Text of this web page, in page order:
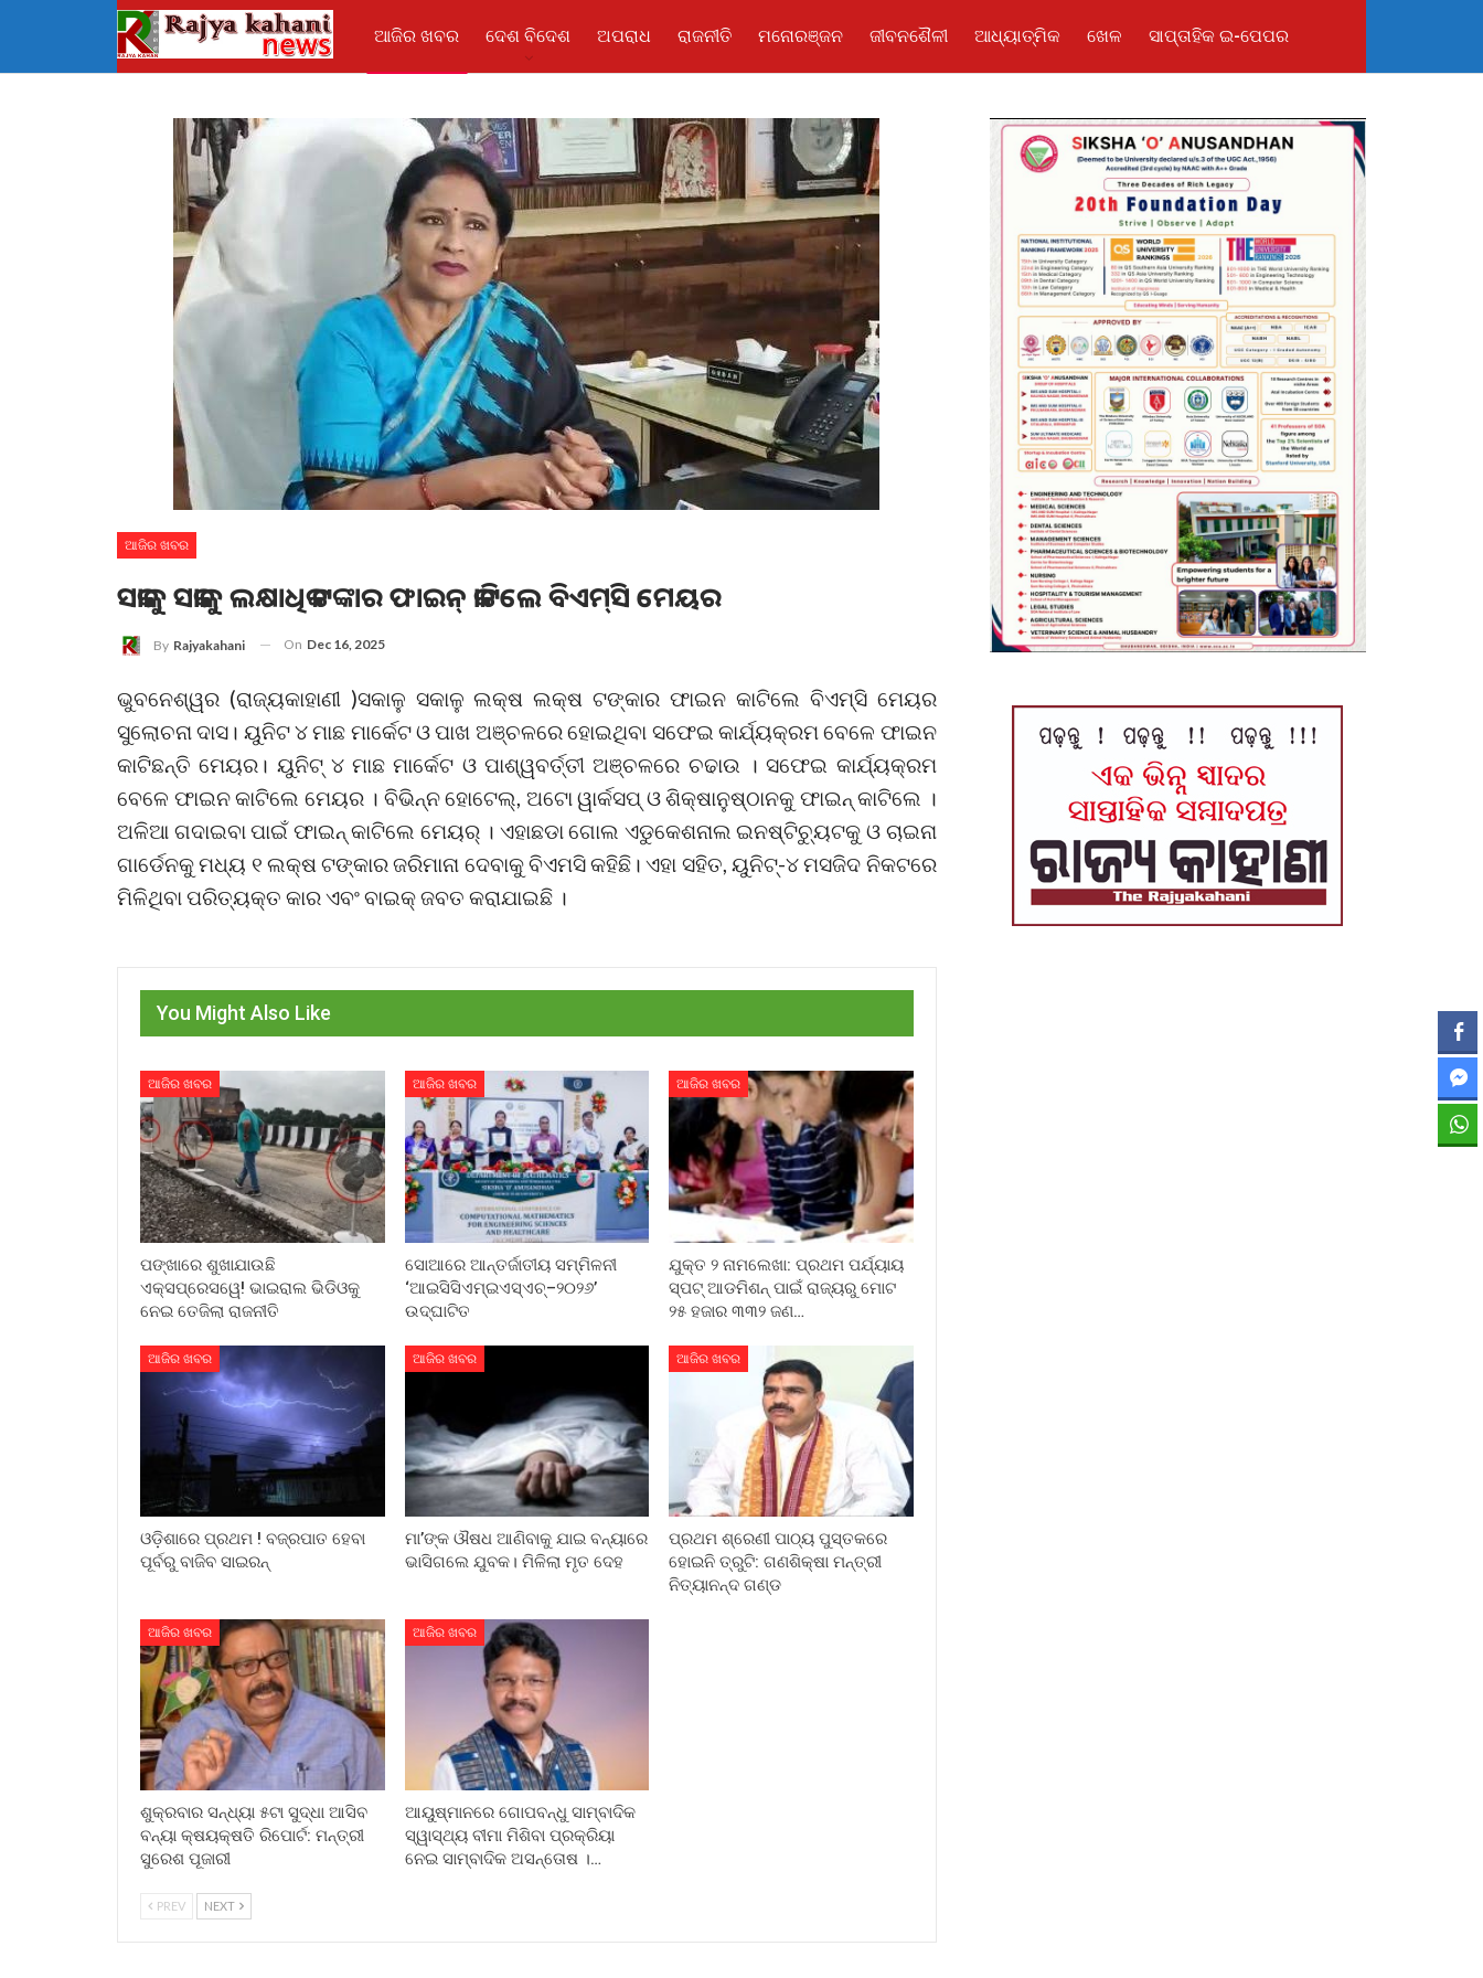
ଆଜିର ଖବର ଦେଶ ବିଦେଶ ଅପରାଧ ରାଜନୀତି ମନୋରଞ୍ଜନ ଜୀବନଶୈଳୀ ଆଧ୍ୟାତ୍ମିକ ଖେଳ ସାପ୍ତାହିକ ଇ-ପେପର
ଆଜିର ଖବର
ସକାଳୁ ସକାଳୁ ଲକ୍ଷାଧିକ ଟଙ୍କାର ଫାଇନ୍ କାଟିଲେ ବିଏମ୍‌ସି ମେୟର
By Rajyakahani On Dec 16, 2025
ଭୁବନେଶ୍ୱର (ରାଜ୍ୟକାହାଣୀ )ସକାଳୁ ସକାଳୁ ଲକ୍ଷ ଲକ୍ଷ ଟଙ୍କାର ଫାଇନ କାଟିଲେ ବିଏମ୍ସି ମେୟର
ସୁଲୋଚନା ଦାସ। ୟୁନିଟ ୪ ମାଛ ମାର୍କେଟ ଓ ପାଖ ଅଞ୍ଚଳରେ ହୋଇଥିବା ସଫେଇ କାର୍ଯ୍ୟକ୍ରମ ବେଳେ ଫାଇନ
କାଟିଛନ୍ତି ମେୟର। ୟୁନିଟ୍ ୪ ମାଛ ମାର୍କେଟ ଓ ପାଶ୍ୱବର୍ତ୍ତୀ ଅଞ୍ଚଳରେ ଚଢାଉ । ସଫେଇ କାର୍ଯ୍ୟକ୍ରମ
ବେଳେ ଫାଇନ କାଟିଲେ ମେୟର । ବିଭିନ୍ନ ହୋଟେଲ୍‌, ଅଟୋ ୱାର୍କସପ୍ ଓ ଶିକ୍ଷାନୁଷ୍ଠାନକୁ ଫାଇନ୍ କାଟିଲେ ।
ଅଳିଆ ଗଦାଇବା ପାଇଁ ଫାଇନ୍ କାଟିଲେ ମେୟର୍ । ଏହାଛଡା ଗୋଲ ଏଡୁକେଶନାଲ ଇନଷ୍ଟିଚ୍ୟୁଟକୁ ଓ ଚାଇନା
ଗାର୍ଡେନକୁ ମଧ୍ୟ ୧ ଲକ୍ଷ ଟଙ୍କାର ଜରିମାନା ଦେବାକୁ ବିଏମସି କହିଛି। ଏହା ସହିତ, ୟୁନିଟ୍-୪ ମସଜିଦ ନିକଟରେ
ମିଳିଥିବା ପରିତ୍ୟକ୍ତ କାର ଏବଂ ବାଇକ୍ ଜବତ କରାଯାଇଛି ।
You Might Also Like
ଆଜିର ଖବର
ପଙ୍ଖାରେ ଶୁଖାଯାଉଛି
ଏକ୍ସପ୍ରେସୱେ! ଭାଇରାଲ ଭିଡିଓକୁ
ନେଇ ତେଜିଲା ରାଜନୀତି
ଆଜିର ଖବର
ସୋଆରେ ଆନ୍ତର୍ଜାତୀୟ ସମ୍ମିଳନୀ
‘ଆଇସିସିଏମ୍‌ଇଏସ୍‌ଏଚ୍‌–୨୦୨୬’
ଉଦ୍‌ଘାଟିତ
ଆଜିର ଖବର
ଯୁକ୍ତ ୨ ନାମଲେଖା: ପ୍ରଥମ ପର୍ଯ୍ୟାୟ
ସ୍ପଟ୍ ଆଡମିଶନ୍ ପାଇଁ ରାଜ୍ୟରୁ ମୋଟ
୨୫ ହଜାର ୩୩୨ ଜଣ…
ଆଜିର ଖବର
ଓଡ଼ିଶାରେ ପ୍ରଥମ ! ବଜ୍ରପାତ ହେବା
ପୂର୍ବରୁ ବାଜିବ ସାଇରନ୍
ଆଜିର ଖବର
ମା’ଙ୍କ ଔଷଧ ଆଣିବାକୁ ଯାଇ ବନ୍ୟାରେ
ଭାସିଗଲେ ଯୁବକ। ମିଳିଲା ମୃତ ଦେହ
ଆଜିର ଖବର
ପ୍ରଥମ ଶ୍ରେଣୀ ପାଠ୍ୟ ପୁସ୍ତକରେ
ହୋଇନି ତ୍ରୁଟି: ଗଣଶିକ୍ଷା ମନ୍ତ୍ରୀ
ନିତ୍ୟାନନ୍ଦ ଗଣ୍ଡ
ଆଜିର ଖବର
ଶୁକ୍ରବାର ସନ୍ଧ୍ୟା ୫ଟା ସୁଦ୍ଧା ଆସିବ
ବନ୍ୟା କ୍ଷୟକ୍ଷତି ରିପୋର୍ଟ: ମନ୍ତ୍ରୀ
ସୁରେଶ ପୂଜାରୀ
ଆଜିର ଖବର
ଆୟୁଷ୍ମାନରେ ଗୋପବନ୍ଧୁ ସାମ୍ବାଦିକ
ସ୍ୱାସ୍ଥ୍ୟ ବୀମା ମିଶିବା ପ୍ରକ୍ରିୟା
ନେଇ ସାମ୍ବାଦିକ ଅସନ୍ତୋଷ ।…
PREV NEXT